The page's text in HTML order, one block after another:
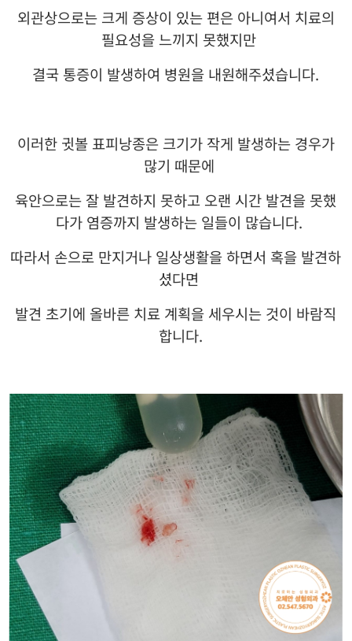
외관상으로는 크게 증상이 있는 편은 아니여서 치료의
필요성을 느끼지 못했지만
결국 통증이 발생하여 병원을 내원해주셨습니다.
이러한 귓볼 표피낭종은 크기가 작게 발생하는 경우가
많기 때문에
육안으로는 잘 발견하지 못하고 오랜 시간 발견을 못했
다가 염증까지 발생하는 일들이 많습니다.
따라서 손으로 만지거나 일상생활을 하면서 혹을 발견하
셨다면
발견 초기에 올바른 치료 계획을 세우시는 것이 바람직
합니다.